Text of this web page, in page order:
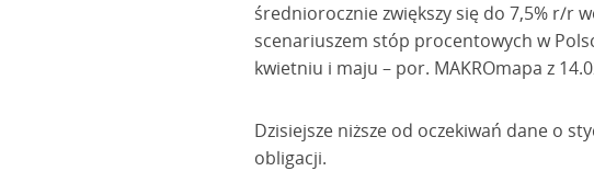
średniorocznie zwiększy się do 7,5% r/r
scenariuszem stóp procentowych w
kwietniu i maju – por. MAKROmapa z
Dzisiejsze niższe od oczekiwań dane o
obligacji.